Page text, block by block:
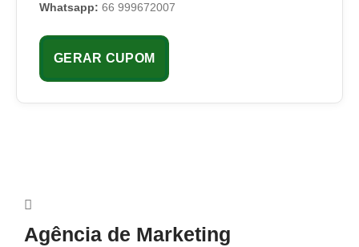
Whatsapp: 66 999672007
GERAR CUPOM
Agência de Marketing